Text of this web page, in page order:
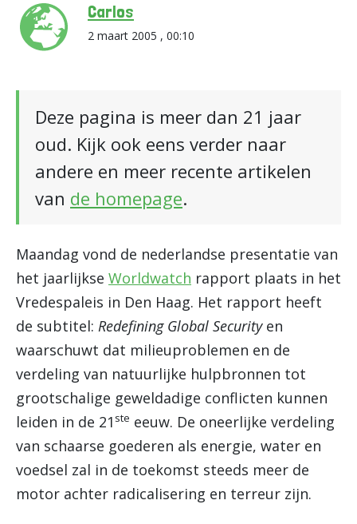
Carlos
2 maart 2005 , 00:10
Deze pagina is meer dan 21 jaar
oud. Kijk ook eens verder naar
andere en meer recente artikelen
van de homepage.
Maandag vond de nederlandse presentatie van
het jaarlijkse Worldwatch rapport plaats in het
Vredespaleis in Den Haag. Het rapport heeft
de subtitel: Redefining Global Securityen
waarschuwt dat milieuproblemen en de
verdeling van natuurlijke hulpbronnen tot
grootschalige geweldadige conflicten kunnen
leiden in de 21 ste eeuw. De oneerlijke verdeling
van schaarse goederen als energie, water en
voedsel zal in de toekomst steeds meer de
motor achter radicalisering en terreur zijn.